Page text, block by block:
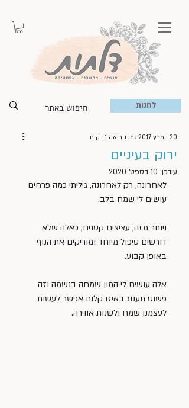
לחנות
ירוק בעיניים
20 במרץ 2017 זמן קריאה 1 דקות
עודכן: 10 בספט׳ 2020
לאחרונה, רק לאחרונה, גיליתי כמה פרחים
עושים לי שמח בלב.
ויותר מזה, עציצים קטנים, כאלה שלא
דורשים טיפול מיוחד ומוריקים את הנוף
באופן קבוע.
אלה עושים לי המון שמחה בנשמה וזה
פשוט תענוג באיזו קלות אפשר לעשות
לעצמנו שמח ולשנות אווירה.